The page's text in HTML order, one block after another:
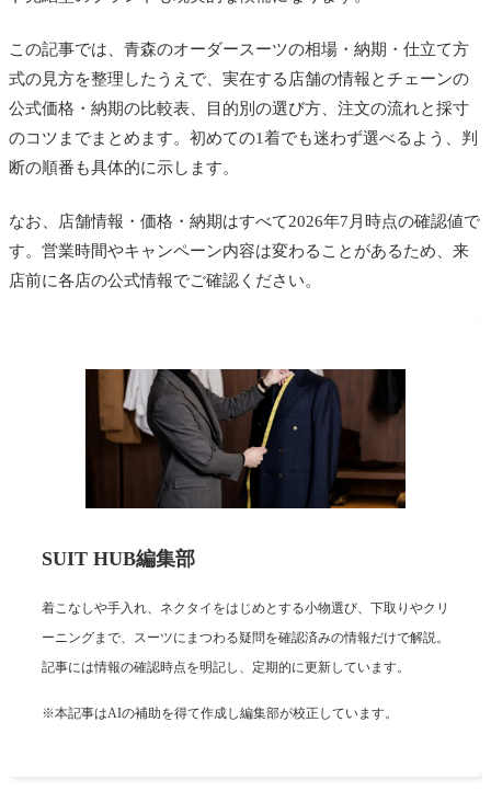
この記事では、青森のオーダースーツの相場・納期・仕立て方
式の見方を整理したうえで、実在する店舗の情報とチェーンの
公式価格・納期の比較表、目的別の選び方、注文の流れと採寸
のコツまでまとめます。初めての1着でも迷わず選べるよう、判
断の順番も具体的に示します。
なお、店舗情報・価格・納期はすべて2026年7月時点の確認値で
す。営業時間やキャンペーン内容は変わることがあるため、来
店前に各店の公式情報でご確認ください。
SUIT HUB編集部
着こなしや手入れ、ネクタイをはじめとする小物選び、下取りやクリ
ーニングまで、スーツにまつわる疑問を確認済みの情報だけで解説。
記事には情報の確認時点を明記し、定期的に更新しています。
※本記事はAIの補助を得て作成し編集部が校正しています。